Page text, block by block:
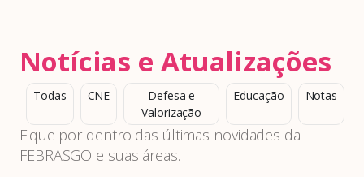
Notícias e Atualizações
Todas CNE
Defesa e
Valorização
Educação Notas
Fique por dentro das últimas novidades da
FEBRASGO e suas áreas.